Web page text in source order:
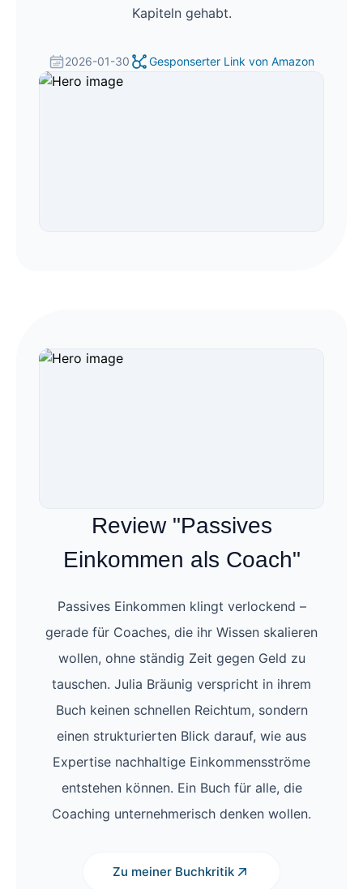
Kapiteln gehabt.
2026-01-30 Gesponserter Link von Amazon
Review "Passives
Einkommen als Coach"
Passives Einkommen klingt verlockend –
gerade für Coaches, die ihr Wissen skalieren
wollen, ohne ständig Zeit gegen Geld zu
tauschen. Julia Bräunig verspricht in ihrem
Buch keinen schnellen Reichtum, sondern
einen strukturierten Blick darauf, wie aus
Expertise nachhaltige Einkommensströme
entstehen können. Ein Buch für alle, die
Coaching unternehmerisch denken wollen.
Zu meiner Buchkritik